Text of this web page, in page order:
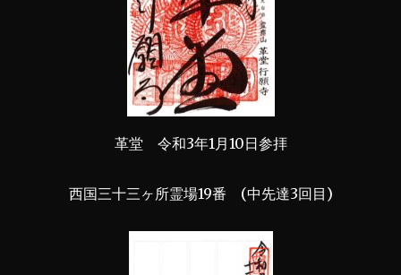
革堂 令和3年1月10日参拝
西国三十三ヶ所霊場19番 (中先達3回目)